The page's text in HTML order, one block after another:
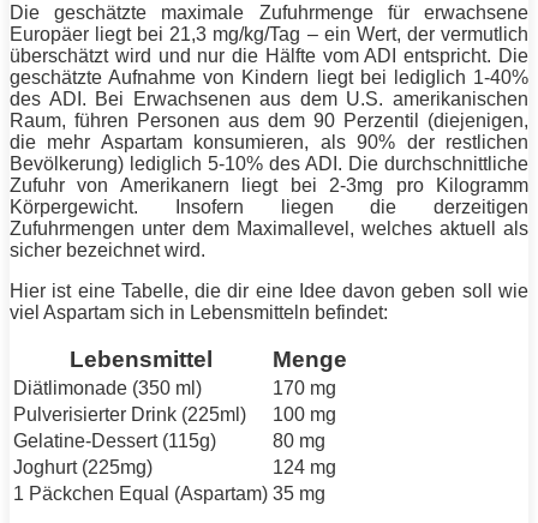
Die geschätzte maximale Zufuhrmenge für erwachsene
Europäer liegt bei 21,3 mg/kg/Tag – ein Wert, der vermutlich
überschätzt wird und nur die Hälfte vom ADI entspricht. Die
geschätzte Aufnahme von Kindern liegt bei lediglich 1-40%
des ADI. Bei Erwachsenen aus dem U.S. amerikanischen
Raum, führen Personen aus dem 90 Perzentil (diejenigen,
die mehr Aspartam konsumieren, als 90% der restlichen
Bevölkerung) lediglich 5-10% des ADI. Die durchschnittliche
Zufuhr von Amerikanern liegt bei 2-3mg pro Kilogramm
Körpergewicht. Insofern liegen die derzeitigen
Zufuhrmengen unter dem Maximallevel, welches aktuell als
sicher bezeichnet wird.
Hier ist eine Tabelle, die dir eine Idee davon geben soll wie
viel Aspartam sich in Lebensmitteln befindet:
Lebensmittel Menge
Diätlimonade (350 ml)
170 mg
Pulverisierter Drink (225ml)
100 mg
Gelatine-Dessert (115g)
80 mg
Joghurt (225mg)
124 mg
1 Päckchen Equal (Aspartam) 35 mg